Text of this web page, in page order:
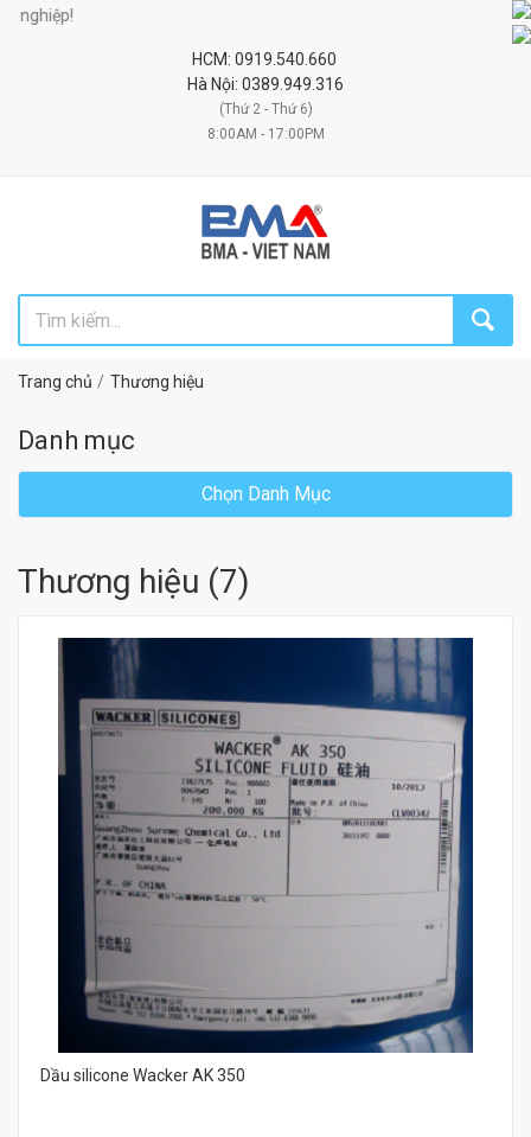
HCM: 0919.540.660
Hà Nội: 0389.949.316
(Thứ 2 - Thứ 6)
8:00AM - 17:00PM
Trang chủ Thương hiệu
Danh mục
Chọn Danh Mục
Thương hiệu (7)
Dầu silicone Wacker AK 350